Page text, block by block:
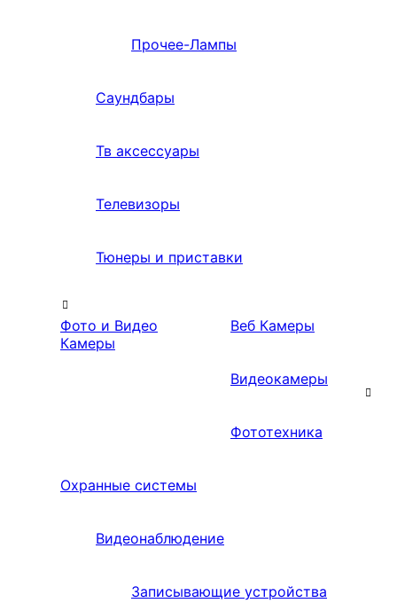
Прочее-Лампы
Саундбары
Тв аксессуары
Телевизоры
Тюнеры и приставки
Фото и Видео
Камеры
Веб Камеры
Видеокамеры
Фототехника
Охранные системы
Видеонаблюдение
Записывающие устройства